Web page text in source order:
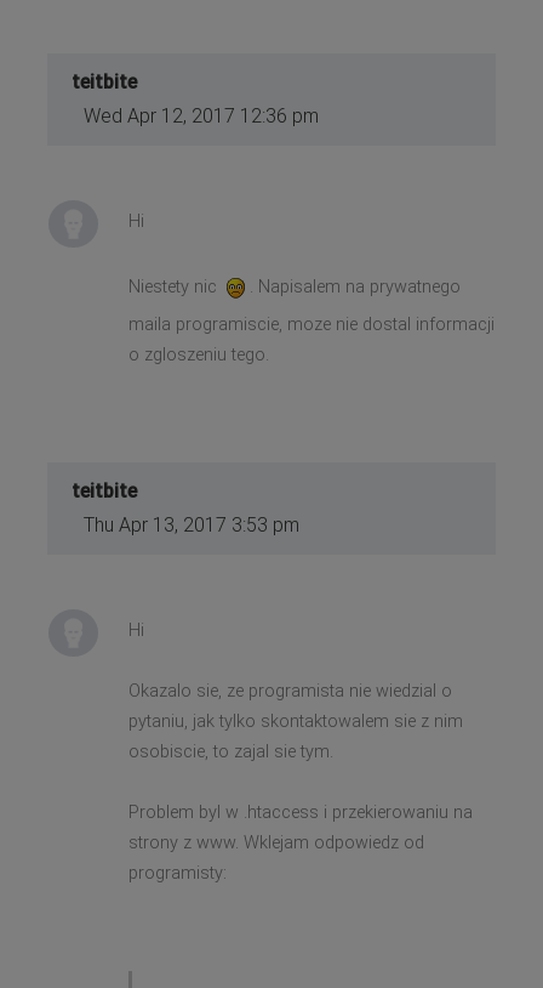
teitbite
Wed Apr 12, 2017 12:36 pm
Hi
Niestety nic
. Napisalem na prywatnego
maila programiscie, moze nie dostal informacji
o zgloszeniu tego.
teitbite
Thu Apr 13, 2017 3:53 pm
Hi
Okazalo sie, ze programista nie wiedzial o
pytaniu, jak tylko skontaktowalem sie z nim
osobiscie, to zajal sie tym.
Problem byl w .htaccess i przekierowaniu na
strony z www. Wklejam odpowiedz od
programisty: